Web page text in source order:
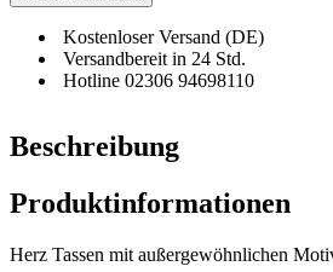
Kostenloser Versand (DE)
Versandbereit in 24 Std.
Hotline 02306 94698110
Beschreibung
Produktinformationen
Herz Tassen mit außergewöhnlichen